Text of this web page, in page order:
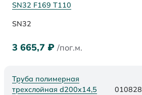
SN32 F169 Т110
SN32
3 665,7 ₽ /пог.м.
Труба полимерная
трехслойная d200x14,5
010828